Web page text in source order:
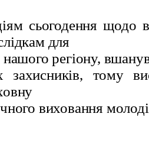
сьогодення щодо
для
нашого регіону,
тому
виховання